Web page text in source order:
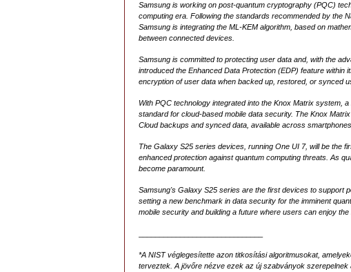
Samsung is working on post-quantum cryptography (PQC)
computing era. Following the standards recommended by the
Samsung is integrating the ML-KEM algorithm, based on
between connected devices.
Samsung is committed to protecting user data and, with the
introduced the Enhanced Data Protection (EDP) feature
encryption of user data when backed up, restored, or synced
With PQC technology integrated into the Knox Matrix system,
standard for cloud-based mobile data security. The Knox
Cloud backups and synced data, available across
The Galaxy S25 series devices, running One UI 7, will be the
enhanced protection against quantum computing threats. As
become paramount.
Samsung's Galaxy S25 series are the first devices to support
setting a new benchmark in data security for the imminent
mobile security and building a future where users can enjoy
*A NIST véglegesítette azon titkosítási algoritmusokat,
terveztek. A jövőre nézve ezek az új szabványok